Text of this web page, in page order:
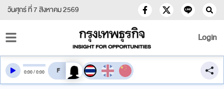
วันศุกร์ ที่ 7 สิงหาคม 2569
Login
0:00/0:00 สลับเสียงอ่าน